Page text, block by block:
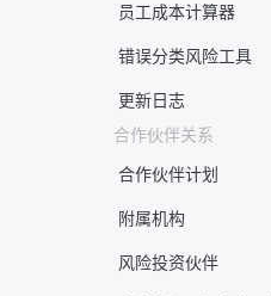
员工成本计算器
错误分类风险工具
更新日志
合作伙伴关系
合作伙伴计划
附属机构
风险投资伙伴